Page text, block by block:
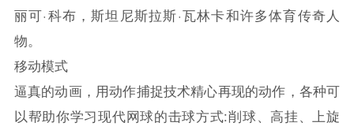
丽可·科布，斯坦尼斯拉斯·瓦林卡和许多体育传奇人
物。
移动模式
逼真的动画，用动作捕捉技术精心再现的动作，各种可
以帮助你学习现代网球的击球方式:削球、高挂、上旋